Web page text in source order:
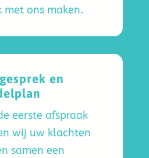
met ons maken.
en
eerste afspraak
wij uw klachten
samen een